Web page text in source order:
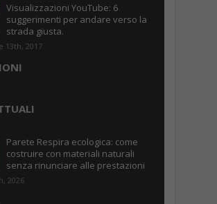
Visualizzazioni YouTube: 6
suggerimenti per andare verso la
strada giusta.
13th, 2017
Parete Respira ecologica: come
costruire con materiali naturali
senza rinunciare alle prestazioni
2026